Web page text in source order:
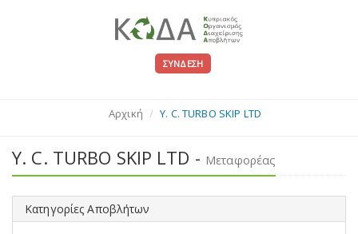
ΣΎΝΔΕΣΗ
Αρχική Y. C. TURBO SKIP LTD
Y. C. TURBO SKIP LTD - Μεταφορέας
Κατηγορίες Αποβλήτων